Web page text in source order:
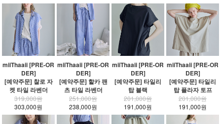
miiThaaii [PRE-OR
DER]
[예약주문] 찰로 자
켓 타일 라벤더
319,000원
303,000원
miiThaaii [PRE-OR
DER]
[예약주문] 할카 팬
츠 타일 라벤더
251,000원
238,000원
miiThaaii [PRE-OR
DER]
[예약주문] 타일리
탑 블랙
201,000원
191,000원
miiThaaii [PRE-OR
DER]
[예약주문] 타일리
탑 플라자 토프
201,000원
191,000원